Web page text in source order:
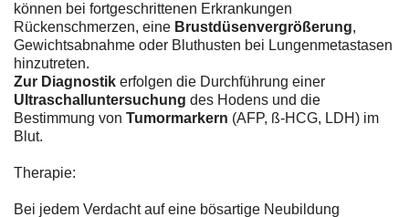
können bei fortgeschrittenen Erkrankungen
Rückenschmerzen, eine Brustdüsenvergrößerung,
Gewichtsabnahme oder Bluthusten bei Lungenmetastasen
hinzutreten.
Zur Diagnostik erfolgen die Durchführung einer
Ultraschalluntersuchung des Hodens und die
Bestimmung von Tumormarkern (AFP, ß-HCG, LDH) im
Blut.
Therapie:
Bei jedem Verdacht auf eine bösartige Neubildung